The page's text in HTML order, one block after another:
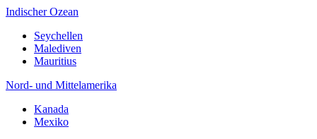
Indischer Ozean
Seychellen
Malediven
Mauritius
Nord- und Mittelamerika
Kanada
Mexiko